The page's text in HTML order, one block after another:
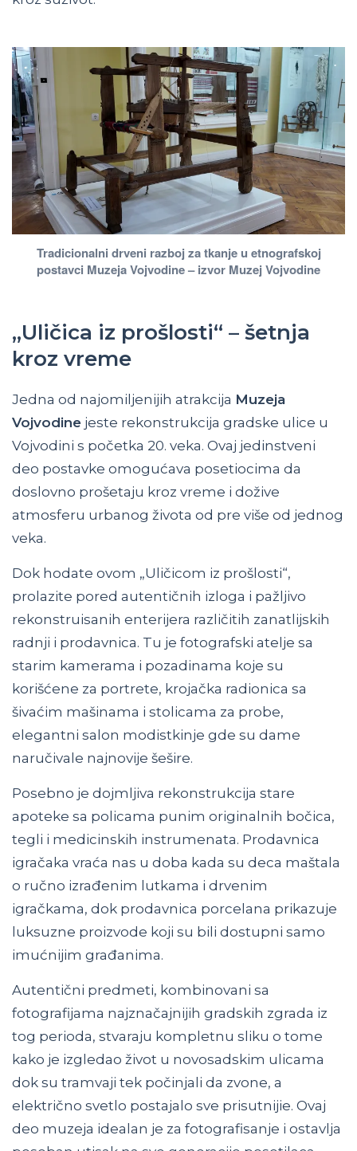
Tradicionalni drveni razboj za tkanje u etnografskoj
postavci Muzeja Vojvodine – izvor Muzej Vojvodine
„Uličica iz prošlosti“ – šetnja
kroz vreme
Jedna od najomiljenijih atrakcija Muzeja
Vojvodine jeste rekonstrukcija gradske ulice u
Vojvodini s početka 20. veka. Ovaj jedinstveni
deo postavke omogućava posetiocima da
doslovno prošetaju kroz vreme i dožive
atmosferu urbanog života od pre više od jednog
veka.
Dok hodate ovom „Uličicom iz prošlosti“,
prolazite pored autentičnih izloga i pažljivo
rekonstruisanih enterijera različitih zanatlijskih
radnji i prodavnica. Tu je fotografski atelje sa
starim kamerama i pozadinama koje su
korišćene za portrete, krojačka radionica sa
šivaćim mašinama i stolicama za probe,
elegantni salon modistkinje gde su dame
naručivale najnovije šešire.
Posebno je dojmljiva rekonstrukcija stare
apoteke sa policama punim originalnih bočica,
tegli i medicinskih instrumenata. Prodavnica
igračaka vraća nas u doba kada su deca maštala
o ručno izrađenim lutkama i drvenim
igračkama, dok prodavnica porcelana prikazuje
luksuzne proizvode koji su bili dostupni samo
imućnijim građanima.
Autentični predmeti, kombinovani sa
fotografijama najznačajnijih gradskih zgrada iz
tog perioda, stvaraju kompletnu sliku o tome
kako je izgledao život u novosadskim ulicama
dok su tramvaji tek počinjali da zvone, a
električno svetlo postajalo sve prisutnijie. Ovaj
deo muzeja idealan je za fotografisanje i ostavlja